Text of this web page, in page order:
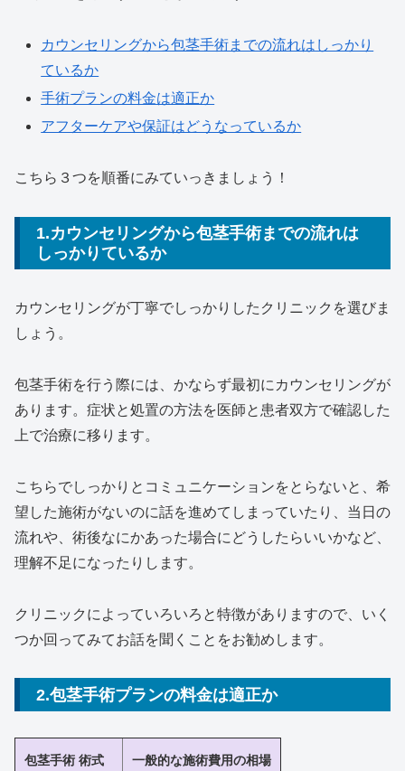
カウンセリングから包茎手術までの流れはしっかり
ているか
手術プランの料金は適正か
アフターケアや保証はどうなっているか
こちら３つを順番にみていっきましょう！
1.カウンセリングから包茎手術までの流れは
しっかりているか
カウンセリングが丁寧でしっかりしたクリニックを選びま
しょう。
包茎手術を行う際には、かならず最初にカウンセリングが
あります。症状と処置の方法を医師と患者双方で確認した
上で治療に移ります。
こちらでしっかりとコミュニケーションをとらないと、希
望した施術がないのに話を進めてしまっていたり、当日の
流れや、術後なにかあった場合にどうしたらいいかなど、
理解不足になったりします。
クリニックによっていろいろと特徴がありますので、いく
つか回ってみてお話を聞くことをお勧めします。
2.包茎手術プランの料金は適正か
包茎手術 術式 一般的な施術費用の相場